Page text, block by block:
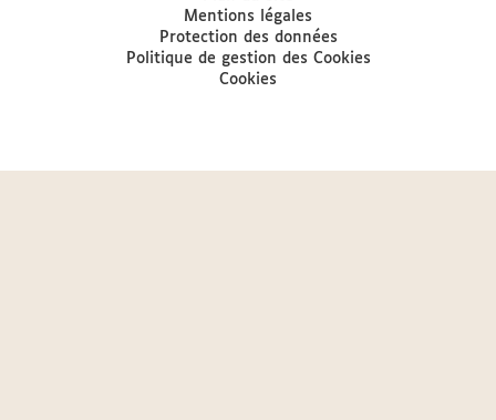
Mentions légales
Protection des données
Politique de gestion des Cookies
Cookies